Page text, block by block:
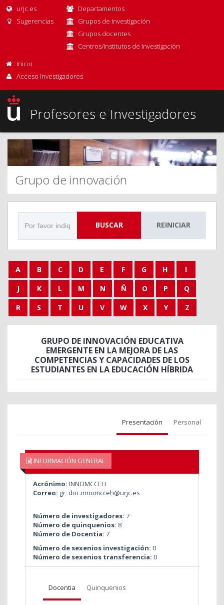
urjc.es
Sugerencias
Departamentos
Grupos de investigación
Grupos docentes
Centros/Institutos de Investigación
Inicio
Acceso Investigadores
Profesores e Investigadores
Grupo de innovación
BUSCAR REINICIAR
A B C D E F G H
I
J
K L M N Ñ O P
Q
R
S T U V W X Y Z
GRUPO DE INNOVACIÓN EDUCATIVA
EMERGENTE EN LA MEJORA DE LAS
COMPETENCIAS Y CAPACIDADES DE LOS
ESTUDIANTES EN LA EDUCACIÓN HÍBRIDA
Presentación Personal
INFORMACIÓN GENERAL
Acrónimo: INNOMCCEH
Correo: gr_doc.innomcceh@urjc.es
Número de investigadores: 7
Número de quinquenios: 8
Número de Docentia: 7
Número de sexenios investigación: 0
Número de sexenios transferencia: 0
Docentia Quinquenios